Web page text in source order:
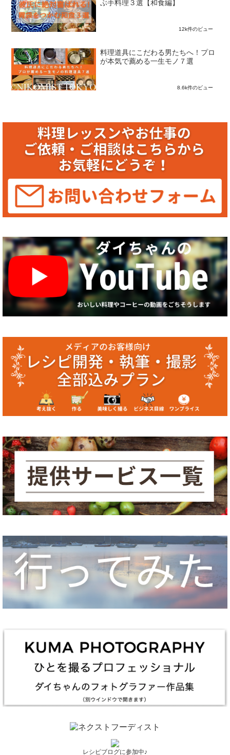
ぶ手料理３選【和食編】
12k件のビュー
料理道具にこだわる男たちへ！プロ
が本気で薦める一生モノ７選
8.6k件のビュー
レシピブログに参加中♪